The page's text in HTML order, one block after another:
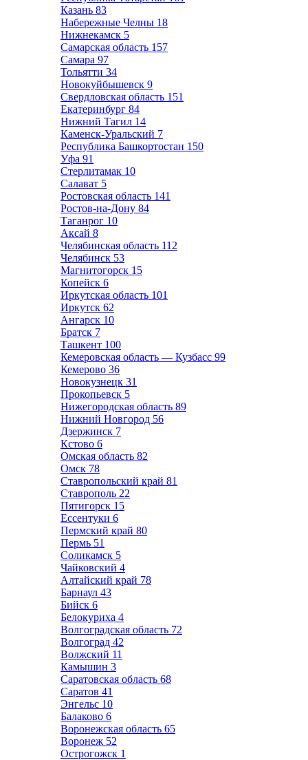
Казань 83
Набережные Челны 18
Нижнекамск 5
Самарская область 157
Самара 97
Тольятти 34
Новокуйбышевск 9
Свердловская область 151
Екатеринбург 84
Нижний Тагил 14
Каменск-Уральский 7
Республика Башкортостан 150
Уфа 91
Стерлитамак 10
Салават 5
Ростовская область 141
Ростов-на-Дону 84
Таганрог 10
Аксай 8
Челябинская область 112
Челябинск 53
Магнитогорск 15
Копейск 6
Иркутская область 101
Иркутск 62
Ангарск 10
Братск 7
Ташкент 100
Кемеровская область — Кузбасс 99
Кемерово 36
Новокузнецк 31
Прокопьевск 5
Нижегородская область 89
Нижний Новгород 56
Дзержинск 7
Кстово 6
Омская область 82
Омск 78
Ставропольский край 81
Ставрополь 22
Пятигорск 15
Ессентуки 6
Пермский край 80
Пермь 51
Соликамск 5
Чайковский 4
Алтайский край 78
Барнаул 43
Бийск 6
Белокуриха 4
Волгоградская область 72
Волгоград 42
Волжский 11
Камышин 3
Саратовская область 68
Саратов 41
Энгельс 10
Балаково 6
Воронежская область 65
Воронеж 52
Острогожск 1